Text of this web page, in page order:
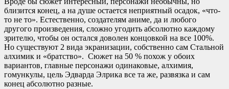
близится конец, а на душе остается неприятный осадок, «что-
то не то». Естественно, создателям аниме, да и любого
другого произведения, сложно угодить абсолютно каждому
зрителю, чтобы он остался доволен концовкой на все 100%.
Но существуют 2 вида экранизации, собственно сам Стальной
алхимик и «братство». Сюжет на 50 % похож у обоих
вариантов, главные персонажи одинаковые, алхимия,
гомункулы, цель Эдварда Элрика все та же, развязка и сам
конец абсолютно разные.